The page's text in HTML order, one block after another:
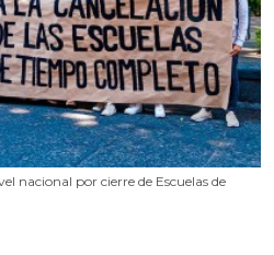
nacional por cierre de Escuelas de